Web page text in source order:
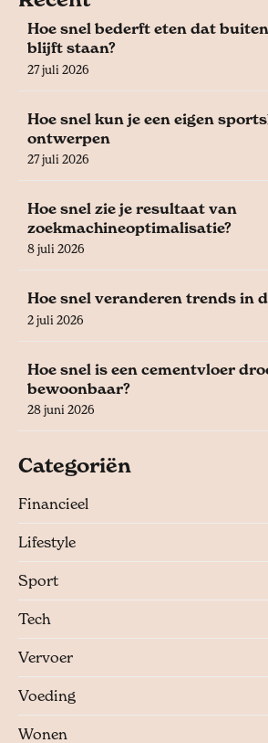
Hoe snel bederft eten dat
blijft staan?
27 juli 2026
Hoe snel kun je een eigen
ontwerpen
27 juli 2026
Hoe snel zie je resultaat van
zoekmachineoptimalisatie?
8 juli 2026
Hoe snel veranderen trends in
2 juli 2026
Hoe snel is een cementvloer
bewoonbaar?
28 juni 2026
Categoriën
Financieel
Lifestyle
Sport
Tech
Vervoer
Voeding
Wonen